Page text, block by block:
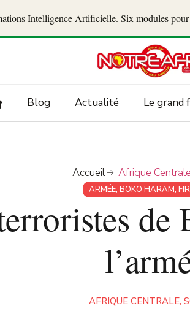
Intelligence Artificielle. Six modules pour
Blog Actualité Le grand
Accueil Afrique
ARMÉE, BOKO HARAM, FIR
de
AFRIQUE CENTRALE,